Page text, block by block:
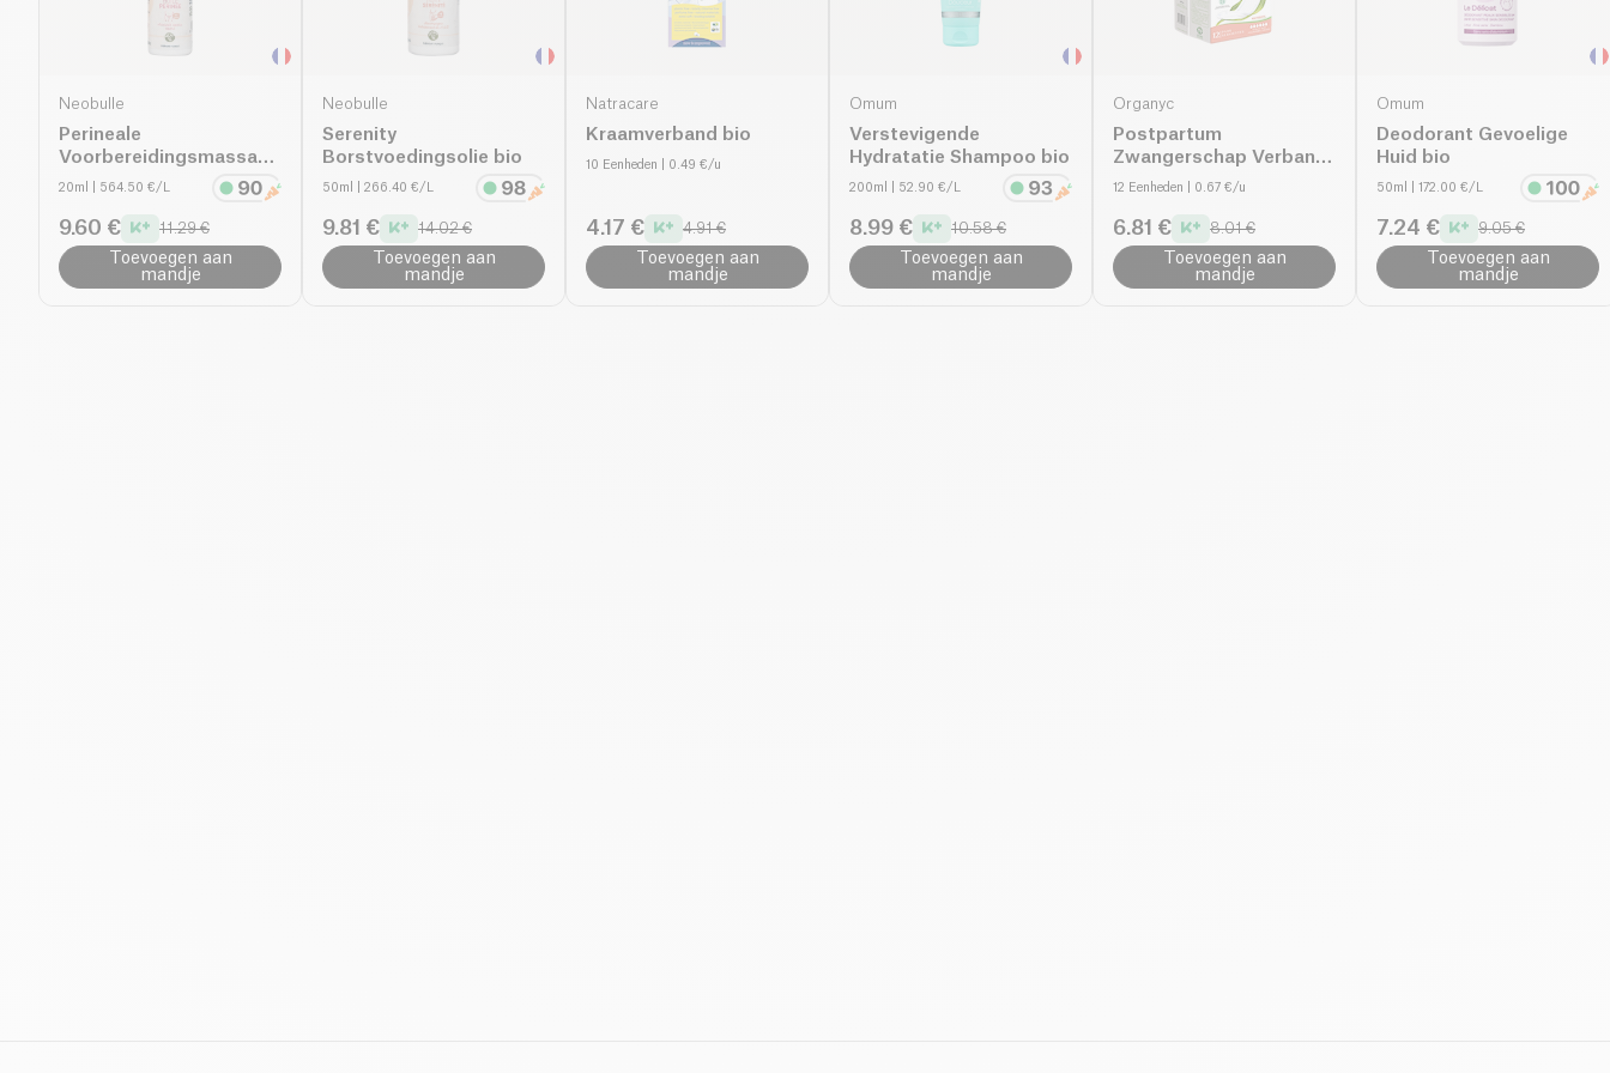
Neobulle
Perineale
Voorbereidingsmassageolie
bio
20ml | 564.50 €/L
9.60 € 11.29 €
Toevoegen aan
mandje
Neobulle
Serenity
Borstvoedingsolie bio
50ml | 266.40 €/L
9.81 € 14.02 €
Toevoegen aan
mandje
Natracare
Kraamverband bio
10 Eenheden | 0.49 €/u
4.17 € 4.91 €
Toevoegen aan
mandje
Omum
Verstevigende
Hydratatie Shampoo bio
200ml | 52.90 €/L
8.99 € 10.58 €
Toevoegen aan
mandje
Organyc
Postpartum
Zwangerschap Verband
bio
12 Eenheden | 0.67 €/u
6.81 € 8.01 €
Toevoegen aan
mandje
Omum
Deodorant Gevoelige
Huid bio
50ml | 172.00 €/L
7.24 € 9.05 €
Toevoegen aan
mandje